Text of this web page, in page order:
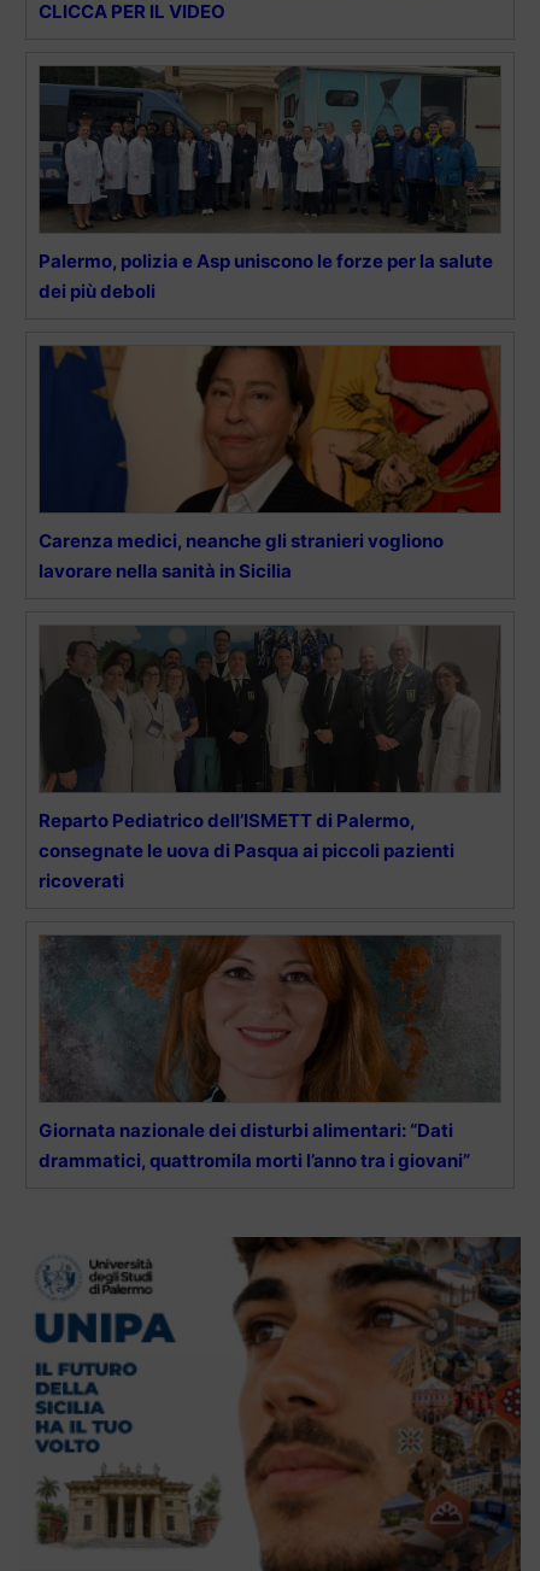
CLICCA PER IL VIDEO
Palermo, polizia e Asp uniscono le forze per la salute
dei più deboli
Carenza medici, neanche gli stranieri vogliono
lavorare nella sanità in Sicilia
Reparto Pediatrico dell’ISMETT di Palermo,
consegnate le uova di Pasqua ai piccoli pazienti
ricoverati
Giornata nazionale dei disturbi alimentari: “Dati
drammatici, quattromila morti l’anno tra i giovani”